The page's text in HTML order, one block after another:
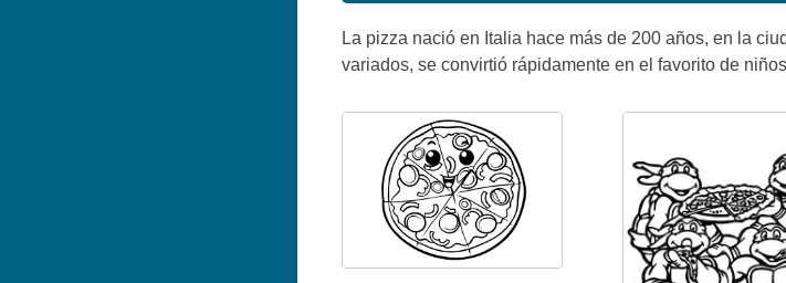
La pizza nació en Italia hace más de 200 años, en la
variados, se convirtió rápidamente en el favorito de